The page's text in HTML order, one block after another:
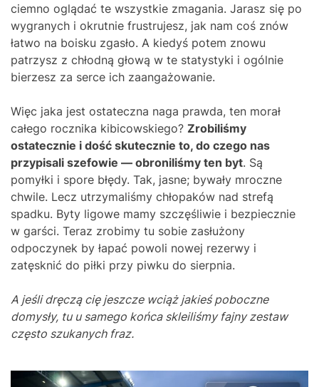
ciemno oglądać te wszystkie zmagania. Jarasz się po
wygranych i okrutnie frustrujesz, jak nam coś znów
łatwo na boisku zgasło. A kiedyś potem znowu
patrzysz z chłodną głową w te statystyki i ogólnie
bierzesz za serce ich zaangażowanie.
Więc jaka jest ostateczna naga prawda, ten morał
całego rocznika kibicowskiego? Zrobiliśmy
ostatecznie i dość skutecznie to, do czego nas
przypisali szefowie — obroniliśmy ten byt. Są
pomyłki i spore błędy. Tak, jasne; bywały mroczne
chwile. Lecz utrzymaliśmy chłopaków nad strefą
spadku. Byty ligowe mamy szczęśliwie i bezpiecznie
w garści. Teraz zrobimy tu sobie zasłużony
odpoczynek by łapać powoli nowej rezerwy i
zatęsknić do piłki przy piwku do sierpnia.
A jeśli dręczą cię jeszcze wciąż jakieś poboczne
domysły, tu u samego końca skleiliśmy fajny zestaw
często szukanych fraz.